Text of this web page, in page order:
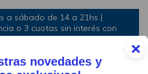
a sábado de 14 a 21hs |
o 3 cuotas sin interés con
de compra
×
novedades y